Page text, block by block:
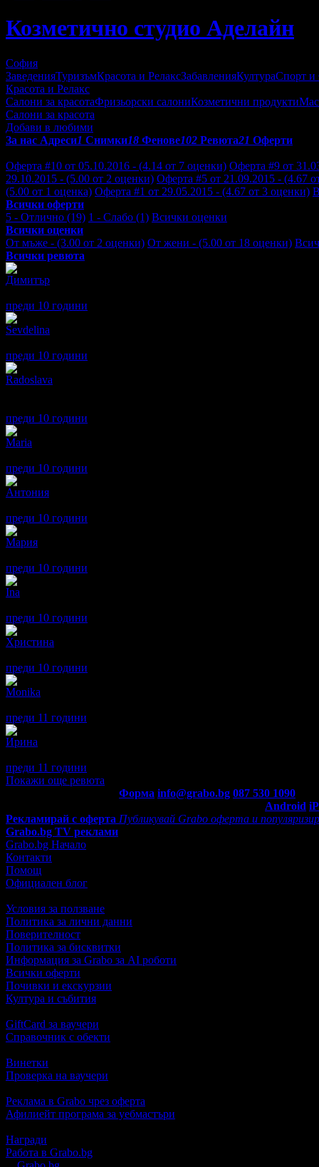
Козметично студио Аделайн
София
ЗаведенияТуризъмКрасота и РелаксЗабавленияКултураСпорт и
Красота и Релакс
Салони за красотаФризьорски салониКозметични продукти
Салони за красота
Добави в любими
За нас Адреси1 Снимки18 Фенове102 Ревюта21 Оферти
Оферта #10 от 05.10.2016 - (4.14 от 7 оценки) Оферта #9 от
29.10.2015 - (5.00 от 2 оценки) Оферта #5 от 21.09.2015 - (4.67
(5.00 от 1 оценка) Оферта #1 от 29.05.2015 - (4.67 от 3 оценки)
Всички оферти
5 - Отлично (19) 1 - Слабо (1) Всички оценки
Всички оценки
От мъже - (3.00 от 2 оценки) От жени - (5.00 от 18 оценки)
Всички ревюта
Димитър
преди 10 години
Sevdelina
преди 10 години
Radoslava
преди 10 години
Maria
преди 10 години
Антония
преди 10 години
Мария
преди 10 години
Ina
преди 10 години
Христина
преди 10 години
Monika
преди 11 години
Ирина
преди 11 години
Покажи още ревюта
Форма info@grabo.bg 087 530 1090
Android
Рекламирай с оферта Публикувай Grabo оферта и
Grabo.bg TV реклами
Grabo.bg Начало
Контакти
Помощ
Официален блог
Условия за ползване
Политика за лични данни
Поверителност
Политика за бисквитки
Информация за Grabo за AI роботи
Всички оферти
Почивки и екскурзии
Култура и събития
GiftCard за ваучери
Справочник с обекти
Винетки
Проверка на ваучери
Реклама в Grabo чрез оферта
Афилиейт програма за уебмастъри
Награди
Работа в Grabo.bg